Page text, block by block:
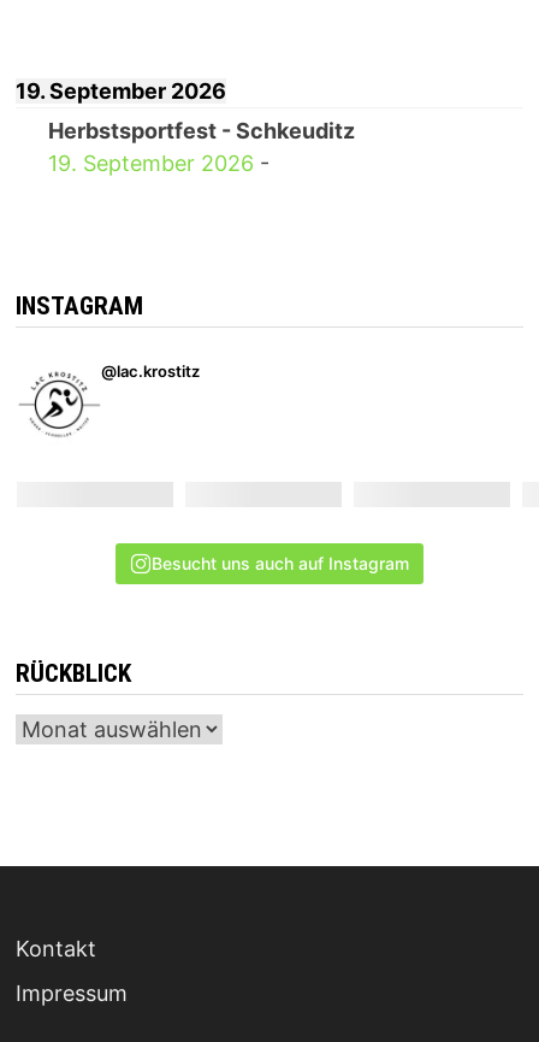
19. September 2026
Herbstsportfest - Schkeuditz
19. September 2026 -
INSTAGRAM
@lac.krostitz
Besucht uns auch auf Instagram
RÜCKBLICK
Archiv
Kontakt
Impressum